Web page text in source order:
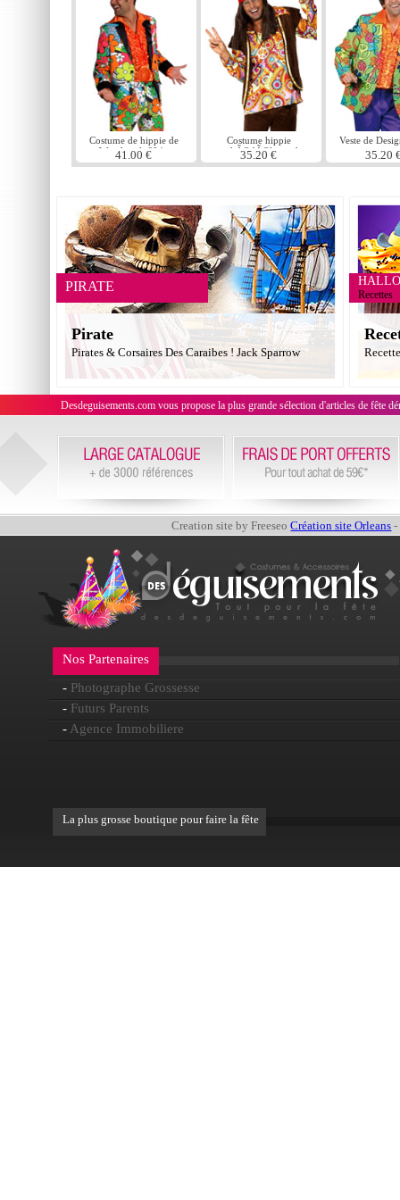
Costume de hippie de
Woodstock 60 ' s
41.00 €
Costume hippie
psychÃ©dÃ©lique des
annÃ©es 1960
35.20 €
Veste de
paix
35.20
PIRATE
Pirate
Pirates & Corsaires Des Caraibes ! Jack Sparrow
Recettes
Desdeguisements.com vous propose la plus grande sélection d'articles de fête
Creation site by FreeseoCréation site Orleans -
Nos Partenaires
- Photographe Grossesse
- Futurs Parents
- Agence Immobiliere
La plus grosse boutique pour faire la fête